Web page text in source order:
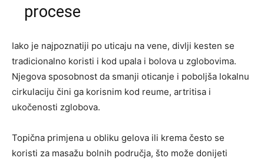
procese
Iako je najpoznatiji po uticaju na vene, divlji kesten se
tradicionalno koristi i kod upala i bolova u zglobovima.
Njegova sposobnost da smanji oticanje i poboljša lokalnu
cirkulaciju čini ga korisnim kod reume, artritisa i
ukočenosti zglobova.
Topična primjena u obliku gelova ili krema često se
koristi za masažu bolnih područja, što može donijeti